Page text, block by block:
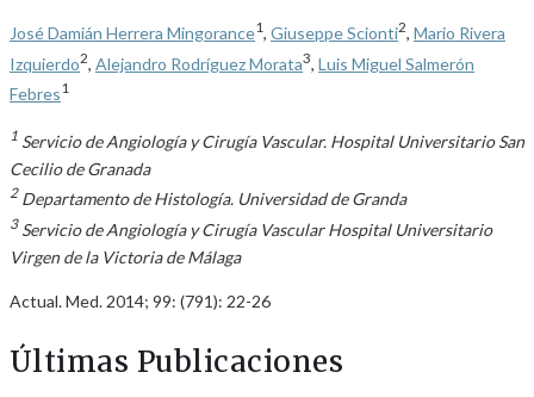
José Damián Herrera Mingorance1, Giuseppe Scionti2, Mario Rivera
Izquierdo2 Alejandro Rodríguez Morata3 Luis Miguel Salmerón
Febres1
1 Servicio de Angiología y Cirugía Vascular. Hospital Universitario San
Cecilio de Granada
2Departamento de Histología. Universidad de Granda
3Servicio de Angiología y Cirugía Vascular Hospital Universitario
Virgen de la Victoria de Málaga
Actual. Med. 2014; 99: (791): 22-26
Últimas Publicaciones